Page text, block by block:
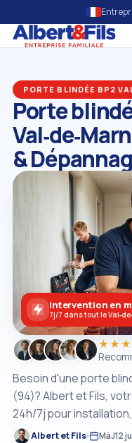
PORTE BLINDÉE BP2
Porte
&
Besoin d'une porte
(94)? Albert et Fils,
24h/7j pour
Albert et Fils MàJ12
Intervention en
7j/7 dans tout le